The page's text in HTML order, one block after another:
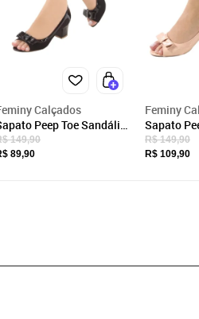
Calçados
Peep Toe Sandália
Salto Grosso
Bloco Social Casual
149,90
89,90
Feminy
Sapato
Feminina
Baixo
R$ 149,90
R$ 109,90